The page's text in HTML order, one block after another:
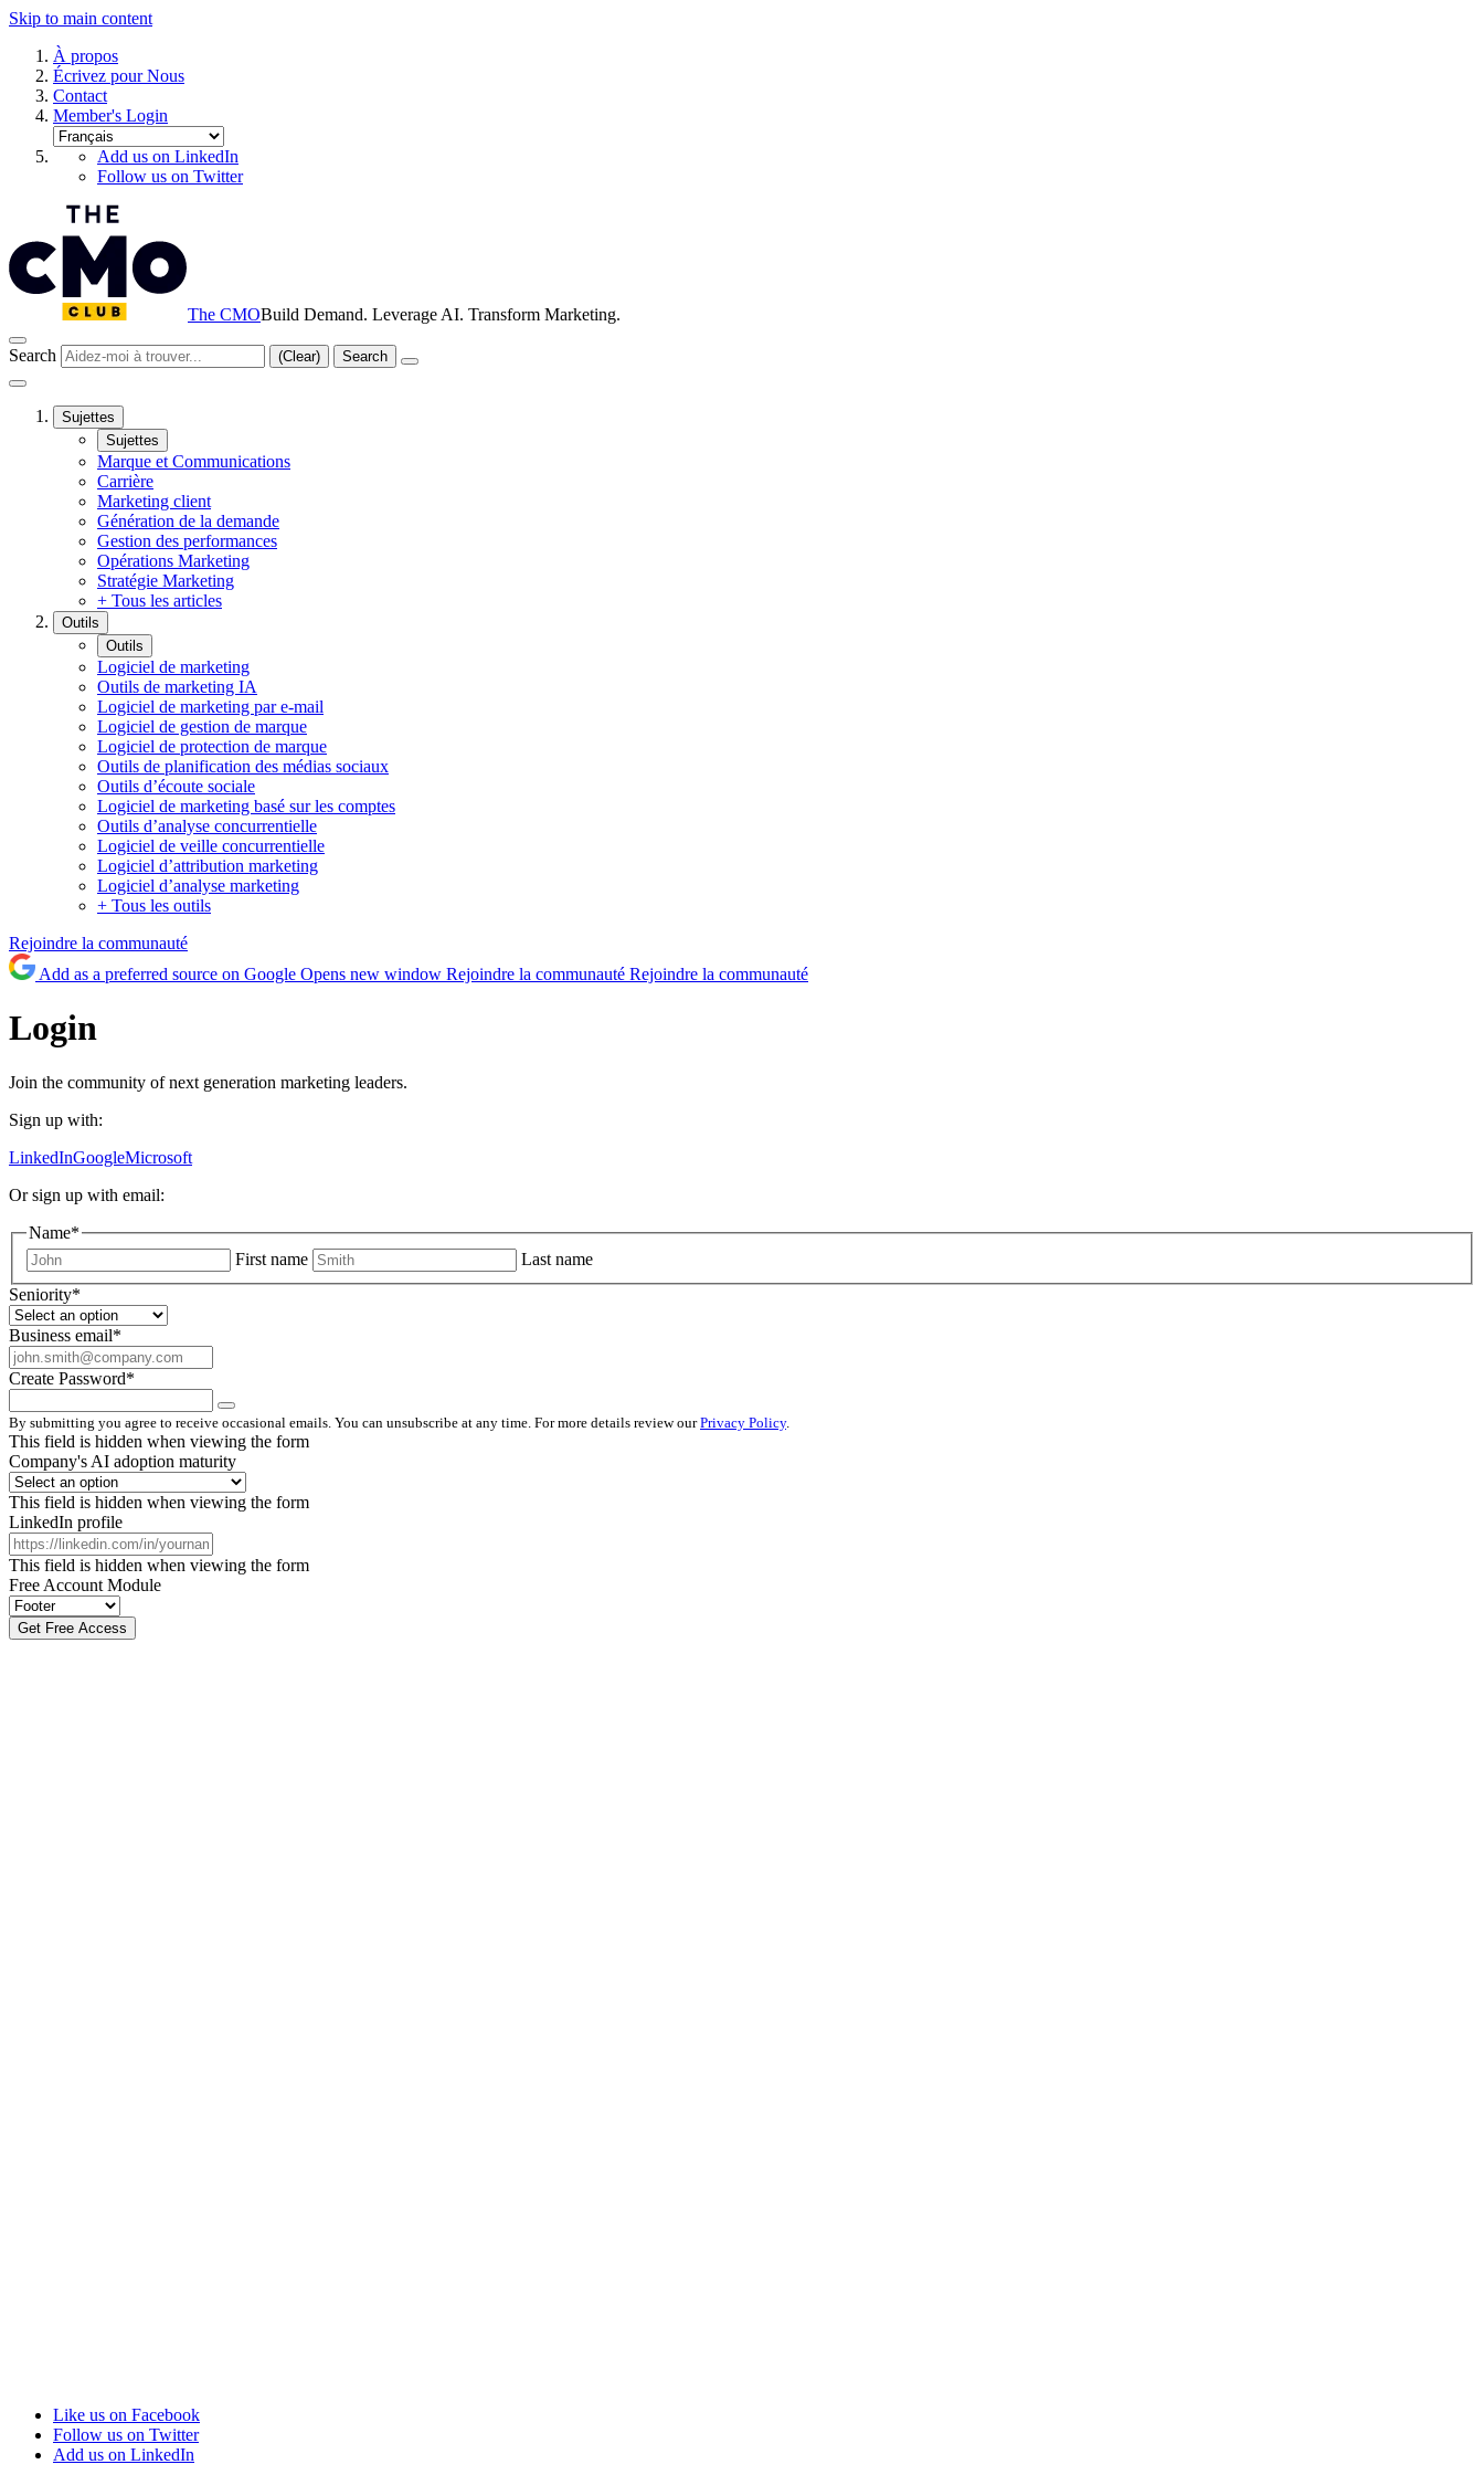
Skip to main content
À propos
Écrivez pour Nous
Contact
Member's Login
Add us on LinkedIn
Follow us on Twitter
The CMOBuild Demand. Leverage AI. Transform Marketing.
Search (Clear) Search
Sujettes
Sujettes
Marque et Communications
Carrière
Marketing client
Génération de la demande
Gestion des performances
Opérations Marketing
Stratégie Marketing
+ Tous les articles
Outils
Outils
Logiciel de marketing
Outils de marketing IA
Logiciel de marketing par e-mail
Logiciel de gestion de marque
Logiciel de protection de marque
Outils de planification des médias sociaux
Outils d’écoute sociale
Logiciel de marketing basé sur les comptes
Outils d’analyse concurrentielle
Logiciel de veille concurrentielle
Logiciel d’attribution marketing
Logiciel d’analyse marketing
+ Tous les outils
Rejoindre la communauté
Add as a preferred source on Google Opens new window Rejoindre la communauté Rejoindre la communauté
Login
Join the community of next generation marketing leaders.
Sign up with:
LinkedInGoogleMicrosoft
Or sign up with email:
Name*
First name
Last name
Seniority*
Business email*
Create Password*
By submitting you agree to receive occasional emails. You can unsubscribe at any time. For more details review ourPrivacy Policy.
This field is hidden when viewing the form
Company's AI adoption maturity
This field is hidden when viewing the form
LinkedIn profile
This field is hidden when viewing the form
Free Account Module
Like us on Facebook
Follow us on Twitter
Add us on LinkedIn